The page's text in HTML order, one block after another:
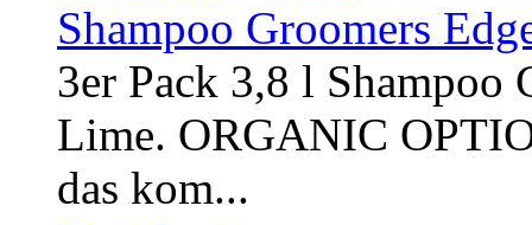
Shampoo Groomers
3er Pack 3,8 l Shampoo
Lime. ORGANIC
das kom...